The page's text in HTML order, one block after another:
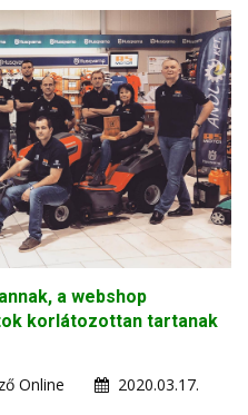
a webshop
korlátozottan tartanak
Online
2020.03.17.